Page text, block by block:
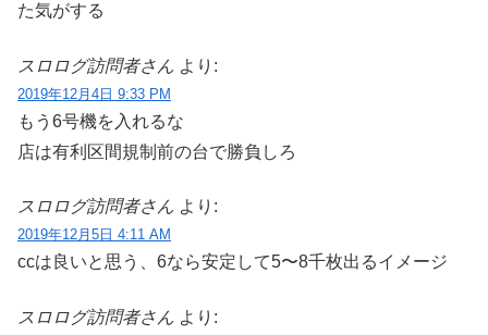
た気がする
スロログ訪問者さん より:
2019年12月4日 9:33 PM
もう6号機を入れるな
店は有利区間規制前の台で勝負しろ
スロログ訪問者さん より:
2019年12月5日 4:11 AM
ccは良いと思う、6なら安定して5〜8千枚出るイメージ
スロログ訪問者さん より: